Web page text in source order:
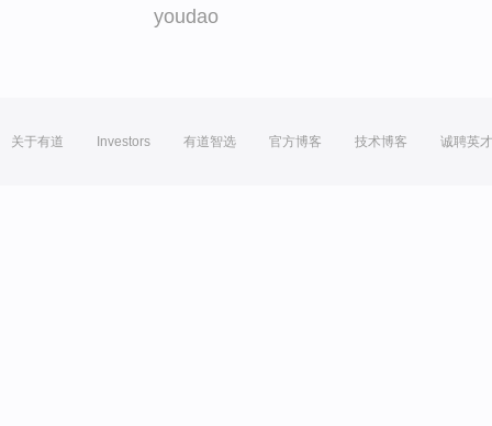
youdao
关于有道 Investors 有道智选 官方博客 技术博客 诚聘英才